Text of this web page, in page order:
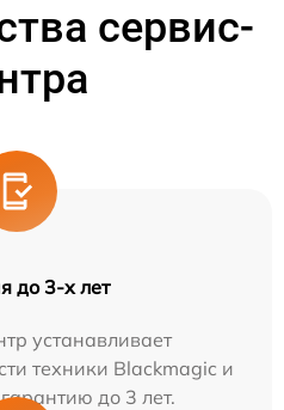
сервис-
до 3-х лет
устанавливает
техники Blackmagic и
до 3 лет.